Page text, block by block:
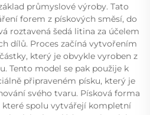
průmyslové výroby. Tato
forem z pískových směsí, do
roztavená šedá litina za účelem
dílů. Proces začíná vytvořením
který je obvykle vyroben z
Tento model se pak použije k
připraveném písku, který je
svého tvaru. Písková forma
které spolu vytvářejí kompletní